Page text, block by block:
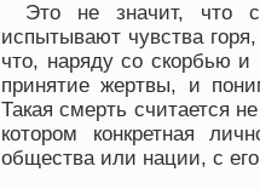
Это не значит, что
испытывают чувства
что, наряду со скорбью и
принятие жертвы, и
Такая смерть считается
котором конкретная
общества или нации, с